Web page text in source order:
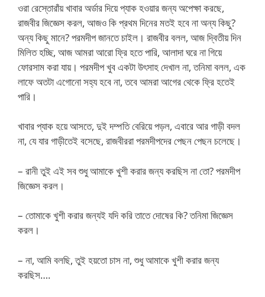
ওরা রেস্তোরাঁয় খাবার অর্ডার দিয়ে প্যাক হওয়ার জন্য অপেক্ষা করছে,
রাজবীর জিজ্ঞেস করল, আজও কি প্রথম দিনের মতই হবে না অন্য কিছু?
অন্য কিছু মানে? পরমদীপ জানতে চাইল। রাজবীর বলল, আজ দ্বিতীয় দিন
মিলিত হচ্ছি, আজ আমরা আরো ফ্রি হতে পারি, আলাদা ঘরে না গিয়ে
ফোরসাম করা যায়। পরমদীপ খুব একটা উৎসাহ দেখাল না, তনিমা বলল, এক
লাফে অতটা এগোনো সহ্য হবে না, তবে আমরা আগের থেকে ফ্রি হতেই
পারি।
খাবার প্যাক হয়ে আসতে, দুই দম্পতি বেরিয়ে পড়ল, এবারে আর গাড়ী বদল
না, যে যার গাড়ীতেই বসেছে, রাজবীররা পরমদীপদের পেছন পেছন চলেছে।
– রানী তুই এই সব শুধু আমাকে খুশী করার জন্য করছিস না তো? পরমদীপ
জিজ্ঞেস করল।
– তোমাকে খুশী করার জন্যই যদি করি তাতে দোষের কি? তনিমা জিজ্ঞেস
করল।
– না, আমি বলছি, তুই হয়তো চাস না, শুধু আমাকে খুশী করার জন্য
করছিস….